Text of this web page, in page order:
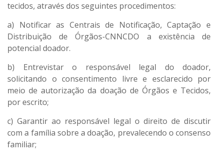
tecidos, através dos seguintes procedimentos:
a) Notificar as Centrais de Notificação, Captação e
Distribuição de Órgãos-CNNCDO a existência de
potencial doador.
b) Entrevistar o responsável legal do doador,
solicitando o consentimento livre e esclarecido por
meio de autorização da doação de Órgãos e Tecidos,
por escrito;
c) Garantir ao responsável legal o direito de discutir
com a família sobre a doação, prevalecendo o consenso
familiar;